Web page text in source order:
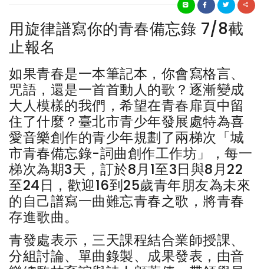
用旋律譜寫你的青春備忘錄 7/8截
止報名
如果青春是一本筆記本，你會寫格言、
咒語，還是一首首動人的歌？逐漸變成
大人模樣的我們，希望在青春扉頁中留
住了什麼？臺北市青少年發展處特為喜
愛音樂創作的青少年規劃了兩梯次「城
市青春備忘錄-詞曲創作工作坊」，每一
梯次為期3天，訂於8月1至3日與8月22
至24日，歡迎16到25歲青年朋友為未來
的自己譜寫一曲難忘青春之歌，將青春
存進歌曲。
青發處表示，三天課程結合業師授課、
分組討論、單曲錄製、成果發表，由音